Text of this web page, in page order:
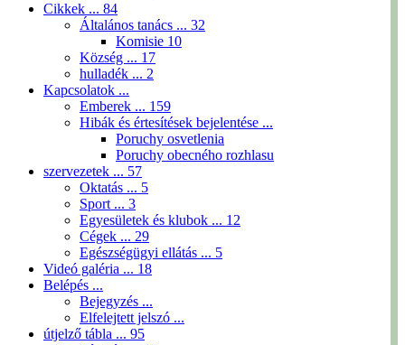
Cikkek ... 84
Általános tanács ... 32
Komisie 10
Község ... 17
hulladék ... 2
Kapcsolatok ...
Emberek ... 159
Hibák és értesítések bejelentése ...
Poruchy osvetlenia
Poruchy obecného rozhlasu
szervezetek ... 57
Oktatás ... 5
Sport ... 3
Egyesületek és klubok ... 12
Cégek ... 29
Egészségügyi ellátás ... 5
Videó galéria ... 18
Belépés ...
Bejegyzés ...
Elfelejtett jelszó ...
útjelző tábla ... 95